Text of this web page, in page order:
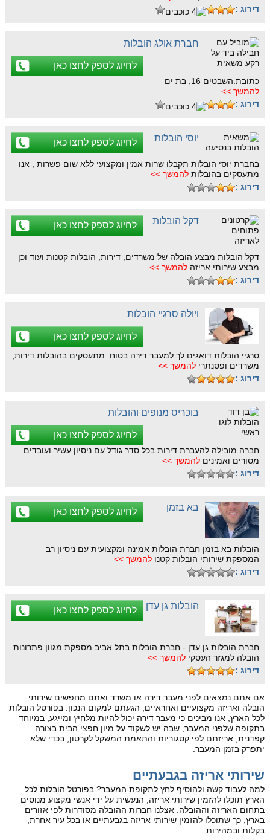
דירוג :
חברת אולג הובלות
לחיוג לספק לחצו כאן
כתובת:השבטים 16, בת ים
להמשך >>
דירוג :
יוסי הובלות לחיוג לספק לחצו כאן
בחברת יוסי הובלות תקבלו שרות אמין ומקצועי ללא שום פשרות , אנו
מתעסקים בהובלות להמשך >>
דירוג :
דקל הובלות לחיוג לספק לחצו כאן
דקל הובלות מבצע הובלה של משרדים, דירות, הובלות קטנות ועוד וכן
מבצע שירותי אריזה להמשך >>
דירוג :
ויולה סרגיי הובלות
לחיוג לספק לחצו כאן
סרגיי הובלות דואגים לך למעבר דירה בטוח. מתעסקים בהובלות דירות,
משרדים ופסנתרי להמשך >>
דירוג :
בוכריס מנופים והובלות
לחיוג לספק לחצו כאן
חברה מובילה להעברת דירות בכל סדר גודל עם ניסיון עשיר ועובדים
מסורים ואמינים להמשך >>
דירוג :
בא בזמן לחיוג לספק לחצו כאן
הובלות בא בזמן חברת הובלות אמינה ומקצועית עם ניסיון רב
המספקת שירותי הובלות קטנו להמשך >>
דירוג :
הובלות גן עדן לחיוג לספק לחצו כאן
חברת הובלות גן עדן - חברת הובלות בתל אביב מספקת מגוון פתרונות
הובלה למגזר העסקי להמשך >>
דירוג :
אם אתם נמצאים לפני מעבר דירה או משרד ואתם מחפשים שירותי
הובלה ואריזה מקצועיים ואחראיים, הגעתם למקום הנכון. בפורטל הובלות
לכל הארץ, אנו מבינים כי מעבר דירה יכול להיות מלחיץ ומייגע, במיוחד
בתקופה שלפני המעבר, שבה יש לשקוד על מיון חפצי הבית בצורה
קפדנית, אריזתם לפי קטגוריות והתאמת המשקל לקרטון, בכדי שלא
יתפרק בזמן המעבר.
שירותי אריזה בגבעתיים
למה לעבוד קשה ולהוסיף לחץ לתקופת המעבר? בפורטל הובלות לכל
הארץ תוכלו להזמין שירותי אריזה, הנעשית על ידי אנשי מקצוע מנוסים
בתחום האריזה וההובלה. אצלנו חברות ההובלה מסודרות לפי אזורים
בארץ, כך שתוכלו להזמין שירותי אריזה בגבעתיים או בכל עיר אחרת,
בקלות ובמהירות.